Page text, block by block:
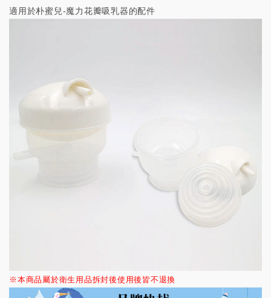
適用於朴蜜兒-魔力花瓣吸乳器的配件
※本商品屬於衛生用品拆封後使用後皆不退換